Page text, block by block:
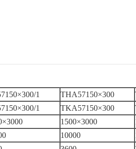
1 THA57150×300
1 TKA57150×300
1500×3000
10000